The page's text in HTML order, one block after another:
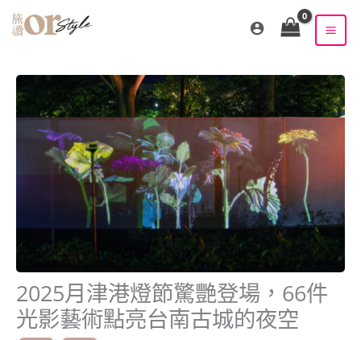
2025月津港燈節驚艷登場，66件
光影藝術點亮台南古城的夜空